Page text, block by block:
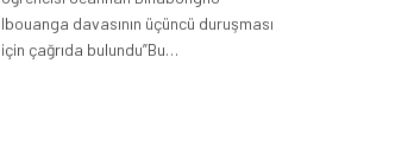
Ibouanga davasının üçüncü duruşması
için çağrıda bulundu”Bu…